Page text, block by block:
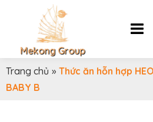
Mekong Group
Trang chủ » Thức ăn hỗn hợp
BABY B